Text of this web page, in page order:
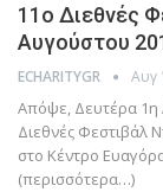
11ο Διεθνές
Αυγούστου
ECHARITYGR Αυγ
Απόψε, Δευτέρα 1η
Διεθνές Φεστιβάλ
στο Κέντρο
(περισσότερα…)